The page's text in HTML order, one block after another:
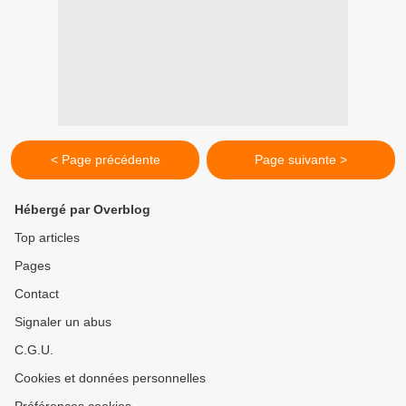
< Page précédente Page suivante >
Hébergé par Overblog
Top articles
Pages
Contact
Signaler un abus
C.G.U.
Cookies et données personnelles